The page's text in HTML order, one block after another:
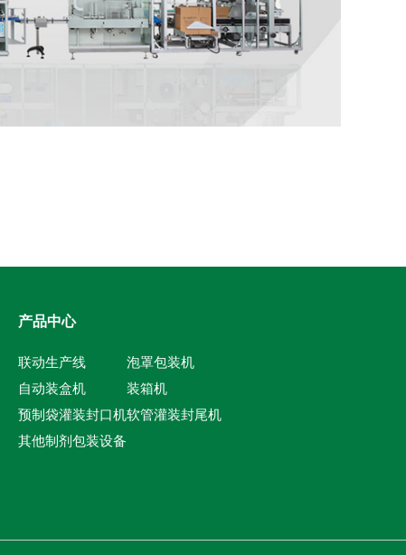
产品中心
联动生产线
泡罩包装机
自动装盒机
装箱机
预制袋灌装封口机软管灌装封尾机
其他制剂包装设备